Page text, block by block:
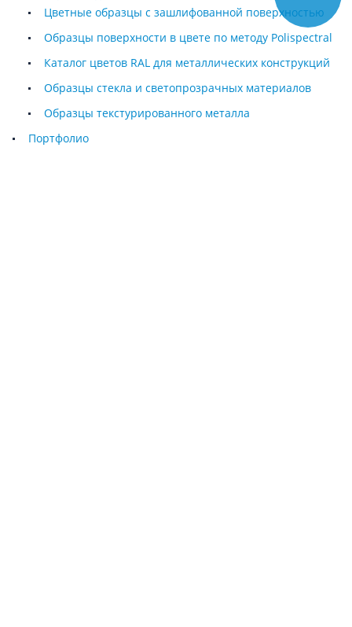
Цветные образцы с зашлифованной поверхностью
Образцы поверхности в цвете по методу Polispectral
Каталог цветов RAL для металлических конструкций
Образцы стекла и светопрозрачных материалов
Образцы текстурированного металла
Портфолио